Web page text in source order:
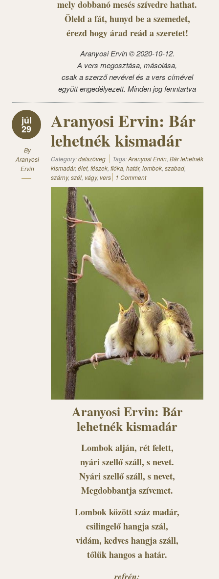
mely dobbanó mesés szívedre hathat.
Öleld a fát, hunyd be a szemedet,
érezd hogy árad reád a szeretet!
Aranyosi Ervin © 2020-10-12.
A vers megosztása, másolása,
csak a szerző nevével és a vers címével
együtt engedélyezett. Minden jog fenntartva
júl
29
By
Aranyosi
Ervin
Aranyosi Ervin: Bár
lehetnék kismadár
Category:dalszöveg Tags:Aranyosi Ervin, Bár lehetnék
kismadár, élet, fészek, fióka, határ, lombok, szabad,
szárny, szél, vágy, vers 1 Comment
Aranyosi Ervin: Bár
lehetnék kismadár
Lombok alján, rét felett,
nyári szellő száll, s nevet.
Nyári szellő száll, s nevet,
Megdobbantja szívemet.
Lombok között száz madár,
csilingelő hangja szál,
vidám, kedves hangja száll,
tőlük hangos a határ.
refrén: